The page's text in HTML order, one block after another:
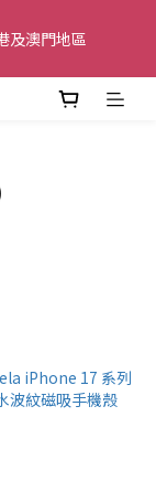
及澳門地區
及澳門地區
付款，額外再減
郵到
澳門地區